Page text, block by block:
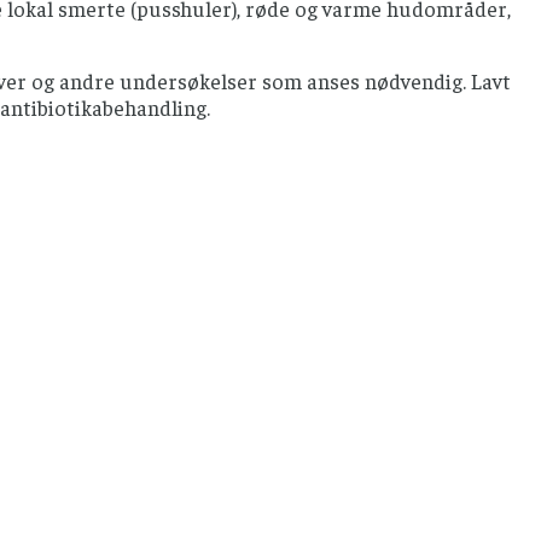
smerte (pusshuler), røde og varme hudområder,
og andre undersøkelser som anses nødvendig. Lavt